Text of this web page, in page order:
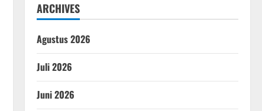
ARCHIVES
Agustus 2026
Juli 2026
Juni 2026